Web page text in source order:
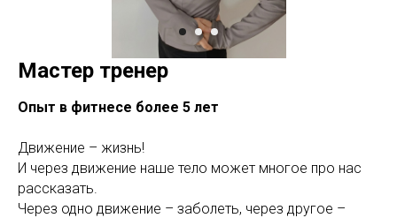
Мастер тренер
Опыт в фитнесе более 5 лет
Движение – жизнь!
И через движение наше тело может многое про нас
рассказать.
Через одно движение – заболеть, через другое –